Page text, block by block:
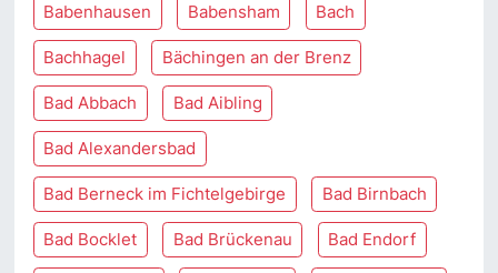
Babenhausen Babensham Bach
Bachhagel Bächingen an der Brenz
Bad Abbach Bad Aibling
Bad Alexandersbad
Bad Berneck im Fichtelgebirge Bad Birnbach
Bad Bocklet Bad Brückenau Bad Endorf